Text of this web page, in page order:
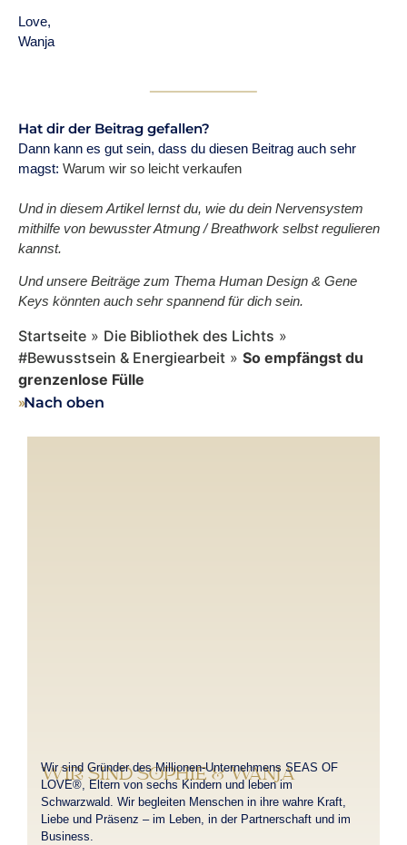
Love,
Wanja
Hat dir der Beitrag gefallen?
Dann kann es gut sein, dass du diesen Beitrag auch sehr
magst: Warum wir so leicht verkaufen
Und in diesem Artikel lernst du, wie du dein Nervensystem
mithilfe von bewusster Atmung / Breathwork selbst regulieren
kannst.
Und unsere Beiträge zum Thema Human Design & Gene
Keys könnten auch sehr spannend für dich sein.
Startseite » Die Bibliothek des Lichts »
#Bewusstsein & Energiearbeit » So empfängst du
grenzenlose Fülle
››Nach oben
WIR SIND SOPHIE & WANJA
Wir sind Gründer des Millionen-Unternehmens SEAS OF
LOVE®, Eltern von sechs Kindern und leben im
Schwarzwald. Wir begleiten Menschen in ihre wahre Kraft,
Liebe und Präsenz – im Leben, in der Partnerschaft und im
Business.